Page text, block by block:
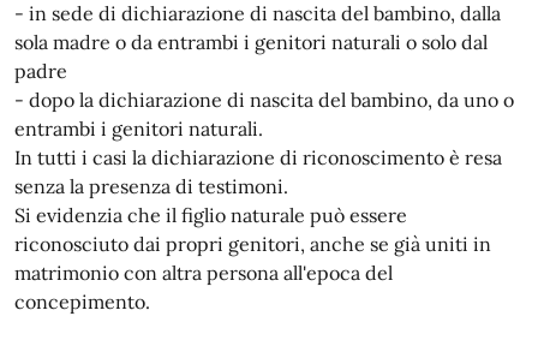
- in sede di dichiarazione di nascita del bambino, dalla
sola madre o da entrambi i genitori naturali o solo dal
padre
- dopo la dichiarazione di nascita del bambino, da uno o
entrambi i genitori naturali.
In tutti i casi la dichiarazione di riconoscimento è resa
senza la presenza di testimoni.
Si evidenzia che il figlio naturale può essere
riconosciuto dai propri genitori, anche se già uniti in
matrimonio con altra persona all'epoca del
concepimento.